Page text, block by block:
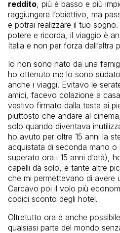
reddito , più è basso e più
raggiungere l’obiettivo, ma
e potrai realizzare il tuo
potere e ricorda, il viaggio è
Italia e non per forza dall’altra
Io non sono nato da una
ho ottenuto me lo sono
anche i viaggi. Evitavo le
amici, facevo colazione a
vestivo firmato dalla testa ai
piuttosto che andare al
solo quando diventava
ho avuto per oltre 15 anni la
acquistata di seconda mano
superato ora i 15 anni d’età),
capelli da solo, e tante altre
che mi permettevano di avere
Cercavo poi il volo più
codici sconto degli hotel.
Oltretutto ora è anche possibile
qualsiasi parte del mondo